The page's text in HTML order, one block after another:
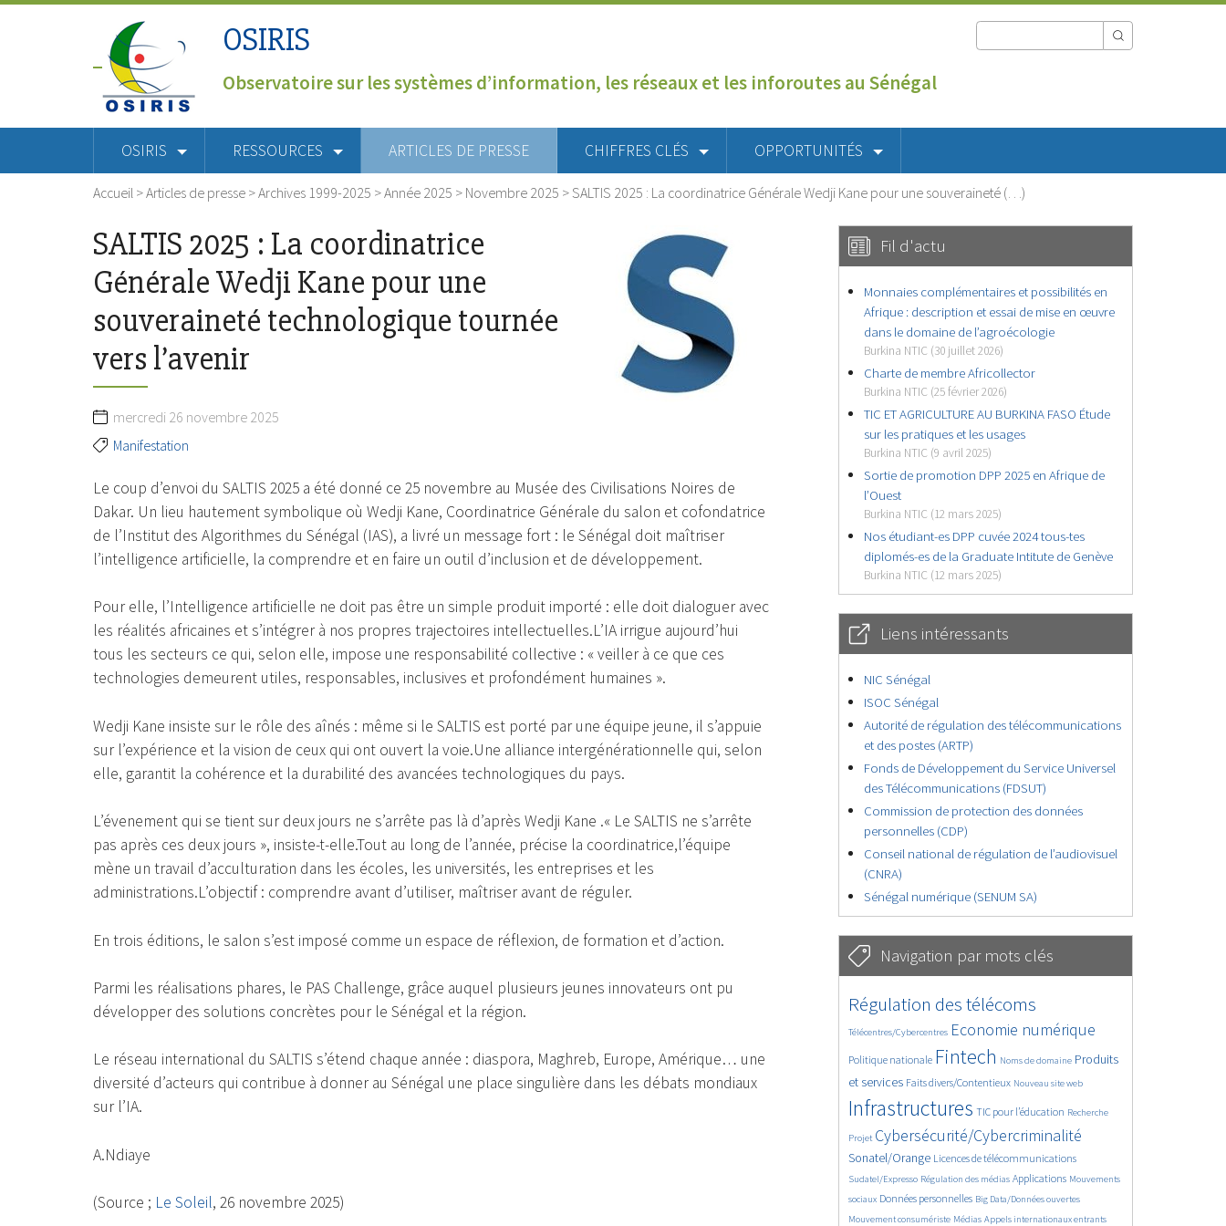
OSIRIS
Observatoire sur les systèmes d’information, les réseaux et les inforoutes au Sénégal
OSIRIS RESSOURCES ARTICLES DE PRESSE CHIFFRES CLÉS OPPORTUNITÉS
Accueil >Articles de presse >Archives 1999-2025 >Année 2025 > Novembre 2025 >SALTIS 2025 : La coordinatrice Générale Wedji Kane pour une souveraineté (…)
SALTIS 2025 : La coordinatrice
Générale Wedji Kane pour une
souveraineté technologique tournée
vers l’avenir
mercredi 26 novembre 2025
Manifestation
Le coup d’envoi du SALTIS 2025 a été donné ce 25 novembre au Musée des Civilisations Noires de
Dakar. Un lieu hautement symbolique où Wedji Kane, Coordinatrice Générale du salon et cofondatrice
de l’Institut des Algorithmes du Sénégal (IAS), a livré un message fort : le Sénégal doit maîtriser
l’intelligence artificielle, la comprendre et en faire un outil d’inclusion et de développement.
Pour elle, l’Intelligence artificielle ne doit pas être un simple produit importé : elle doit dialoguer avec
les réalités africaines et s’intégrer à nos propres trajectoires intellectuelles.L’IA irrigue aujourd’hui
tous les secteurs ce qui, selon elle, impose une responsabilité collective : « veiller à ce que ces
technologies demeurent utiles, responsables, inclusives et profondément humaines ».
Wedji Kane insiste sur le rôle des aînés : même si le SALTIS est porté par une équipe jeune, il s’appuie
sur l’expérience et la vision de ceux qui ont ouvert la voie.Une alliance intergénérationnelle qui, selon
elle, garantit la cohérence et la durabilité des avancées technologiques du pays.
L’évenement qui se tient sur deux jours ne s’arrête pas là d’après Wedji Kane .« Le SALTIS ne s’arrête
pas après ces deux jours », insiste-t-elle.Tout au long de l’année, précise la coordinatrice,l’équipe
mène un travail d’acculturation dans les écoles, les universités, les entreprises et les
administrations.L’objectif : comprendre avant d’utiliser, maîtriser avant de réguler.
En trois éditions, le salon s’est imposé comme un espace de réflexion, de formation et d’action.
Parmi les réalisations phares, le PAS Challenge, grâce auquel plusieurs jeunes innovateurs ont pu
développer des solutions concrètes pour le Sénégal et la région.
Le réseau international du SALTIS s’étend chaque année : diaspora, Maghreb, Europe, Amérique… une
diversité d’acteurs qui contribue à donner au Sénégal une place singulière dans les débats mondiaux
sur l’IA.
A.Ndiaye
(Source ; Le Soleil, 26 novembre 2025)
Fil d'actu
Monnaies complémentaires et possibilités en
Afrique : description et essai de mise en œuvre
dans le domaine de l’agroécologie
Burkina NTIC (30 juillet 2026)
Charte de membre Africollector
Burkina NTIC (25 février 2026)
TIC ET AGRICULTURE AU BURKINA FASO Étude
sur les pratiques et les usages
Burkina NTIC (9 avril 2025)
Sortie de promotion DPP 2025 en Afrique de
l’Ouest
Burkina NTIC (12 mars 2025)
Nos étudiant-es DPP cuvée 2024 tous-tes
diplomés-es de la Graduate Intitute de Genève
Burkina NTIC (12 mars 2025)
Liens intéressants
NIC Sénégal
ISOC Sénégal
Autorité de régulation des télécommunications
et des postes (ARTP)
Fonds de Développement du Service Universel
des Télécommunications (FDSUT)
Commission de protection des données
personnelles (CDP)
Conseil national de régulation de l’audiovisuel
(CNRA)
Sénégal numérique (SENUM SA)
Navigation par mots clés
4628/5681
Régulation des télécoms
361/5681
Télécentres/Cybercentres
3733/5681 Economie numérique
1860/5681
Politique nationale
5192/5681 Fintech
673/5681
Noms de domaine
2409/5681
Produits
et services
1579/5681 Faits divers/Contentieux
831/5681 Nouveau site web
5681/5681
Infrastructures
1829/5681
TIC pour l’éducation
198/5681
Recherche
246/5681
Projet
3620/5681Cybersécurité/Cybercriminalité
2313/5681
Sonatel/Orange
1622/5681 Licences de télécommunications
290/5681
Sudatel/Expresso
1014/5681 Régulation des médias
1499/5681 Applications
1221/5681
Mouvements
sociaux
1674/5681Données personnelles
148/5681 Big Data/Données ouvertes
629/5681
Mouvement consumériste
364/5681 Médias
738/5681 Appels internationaux entrants
1743/5681